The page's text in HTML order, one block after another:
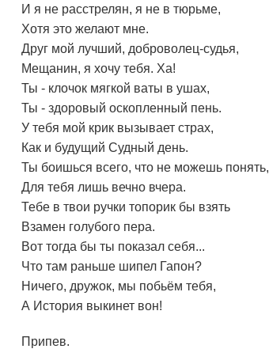
И я не расстрелян, я не в тюрьме,
Хотя это желают мне.
Друг мой лучший, доброволец-судья,
Мещанин, я хочу тебя. Ха!
Ты - клочок мягкой ваты в ушах,
Ты - здоровый оскопленный пень.
У тебя мой крик вызывает страх,
Как и будущий Судный день.
Ты боишься всего, что не можешь понять,
Для тебя лишь вечно вчера.
Тебе в твои ручки топорик бы взять
Взамен голубого пера.
Вот тогда бы ты показал себя...
Что там раньше шипел Гапон?
Ничего, дружок, мы побьём тебя,
А История выкинет вон!
Припев.